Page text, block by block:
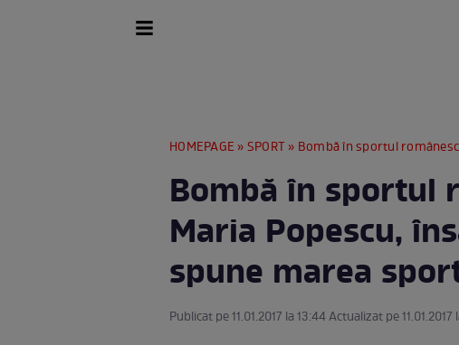
HOMEPAGE »SPORT» Bombă în sportul românesc!
Bombă în sportul
Maria Popescu,
spune marea
Publicat pe 11.01.2017 la 13:44 Actualizat pe 11.01.2017